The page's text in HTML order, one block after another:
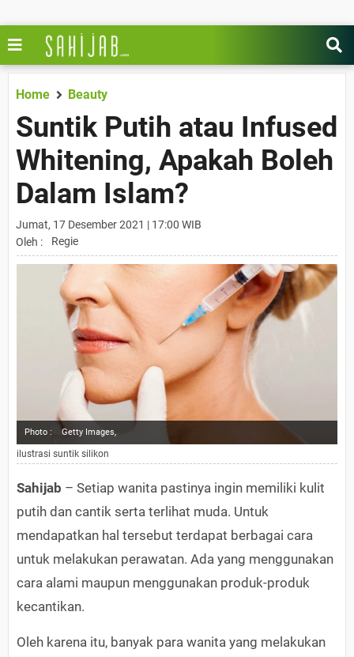
Home Beauty
Suntik Putih atau Infused
Whitening, Apakah Boleh
Dalam Islam?
Jumat, 17 Desember 2021 | 17:00 WIB
Oleh :
Regie
Photo : Getty Images,
ilustrasi suntik silikon
Sahijab – Setiap wanita pastinya ingin memiliki kulit
putih dan cantik serta terlihat muda. Untuk
mendapatkan hal tersebut terdapat berbagai cara
untuk melakukan perawatan. Ada yang menggunakan
cara alami maupun menggunakan produk-produk
kecantikan.
Oleh karena itu, banyak para wanita yang melakukan